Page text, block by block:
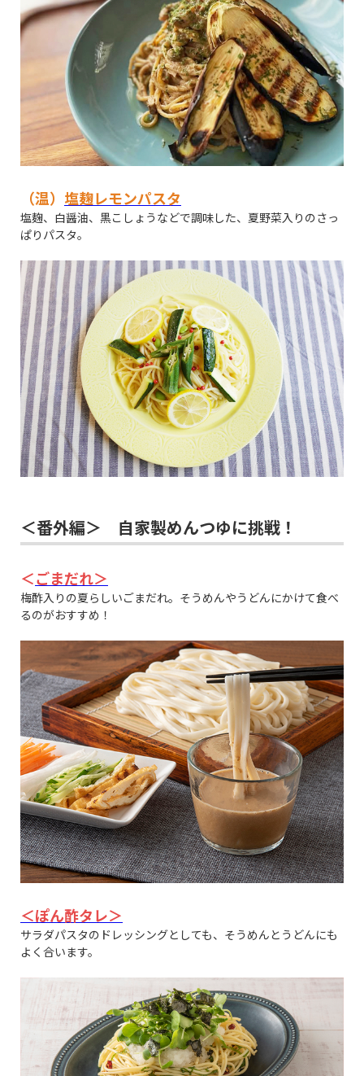
（温） 塩麹レモンパスタ
塩麹、白醤油、黒こしょうなどで調味した、夏野菜入りのさっ
ぱりパスタ。
＜番外編＞ 自家製めんつゆに挑戦！
＜ごまだれ＞
梅酢入りの夏らしいごまだれ。そうめんやうどんにかけて食べ
るのがおすすめ！
＜ぽん酢タレ＞
サラダパスタのドレッシングとしても、そうめんとうどんにも
よく合います。